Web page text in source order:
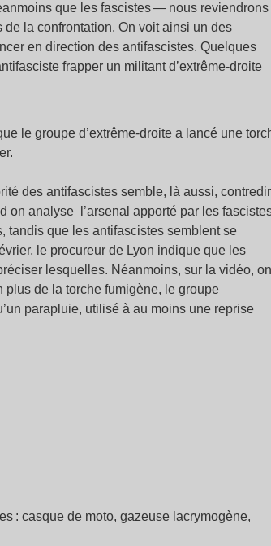
que les fascistes — nous reviendrons
la confrontation. On voit ainsi un des
en direction des antifascistes. Quelques
frapper un militant d’extrême-droite
le groupe d’extrême-droite a lancé une
des antifascistes semble, là aussi,
on analyse l’arsenal apporté par les
tandis que les antifascistes semblent se
le procureur de Lyon indique que les
lesquelles. Néanmoins, sur la vidéo, on
de la torche fumigène, le groupe
parapluie, utilisé à au moins une reprise
: casque de moto, gazeuse lacrymogène,